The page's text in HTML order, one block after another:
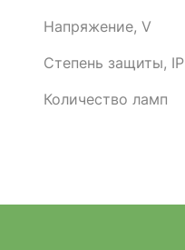
Напряжение, V
Степень защиты, IP
Количество ламп